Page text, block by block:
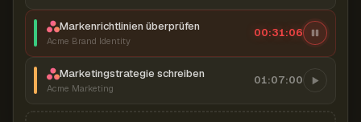
Markenrichtlinien überprüfen
Acme Brand Identity
00:31:07
Marketingstrategie schreiben
Acme Marketing
01:07:00